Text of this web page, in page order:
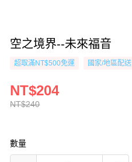
空之境界--未來福音
超取滿NT$500免運 國家/地區配送
NT$240
NT$204
數量